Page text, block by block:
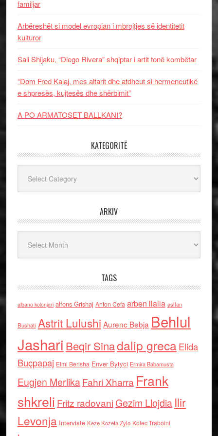
familjar
Arbëreshët si model evropian i mbrojtjes së identitetit
kulturor
Sali Shijaku, “Diego Rivera” shqiptar i artit tonë kombëtar
“Dom Fred Kalaj, mes altarit dhe atdheut si hermeneutikë
e shpresës, kujtesës dhe shërbimit”
A PO ARMATOSET BALLKANI?
KATEGORITË
ARKIV
TAGS
albano kolonjari alfons Grishaj Anton Cefa arben llalla asllan
Bushati Astrit Lulushi Aurenc Bebja Behlul
Jashari Beqir Sinadalip grecaElida
Buçpapaj Elmi Berisha Enver Bytyci Ermira Babamusta
Eugjen MerlikaFahri Xharra Frank
shkreli Fritz radovaniGezim Llojdia Ilir
Levonja Interviste Keze Kozeta Zylo Kolec Traboini